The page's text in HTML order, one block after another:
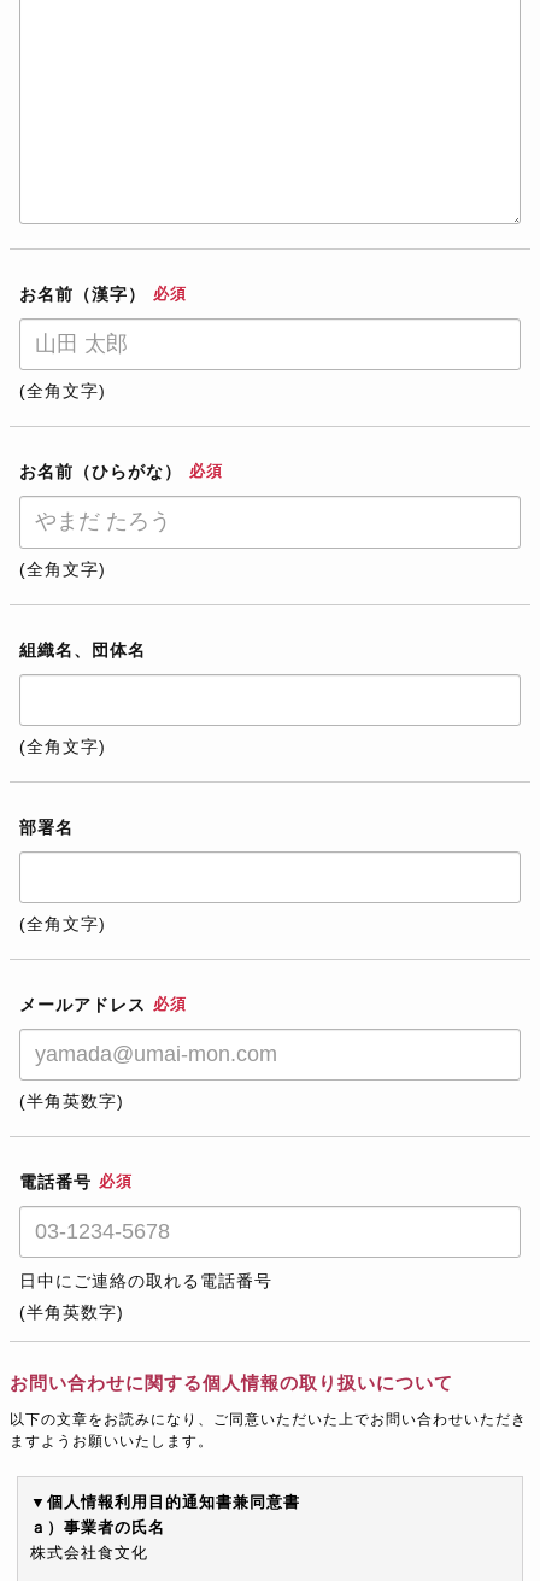
お名前（漢字） 必須
(全角文字)
お名前（ひらがな） 必須
(全角文字)
組織名、団体名
(全角文字)
部署名
(全角文字)
メールアドレス 必須
(半角英数字)
電話番号 必須
日中にご連絡の取れる電話番号
(半角英数字)
お問い合わせに関する個人情報の取り扱いについて
以下の文章をお読みになり、ご同意いただいた上でお問い合わせいただき
ますようお願いいたします。
▼個人情報利用目的通知書兼同意書
ａ）事業者の氏名
株式会社食文化